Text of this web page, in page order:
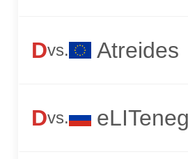
Dvs. Atreides
Dvs.